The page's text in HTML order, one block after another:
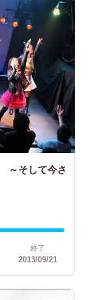
～そして今さ
終了
2013/09/21